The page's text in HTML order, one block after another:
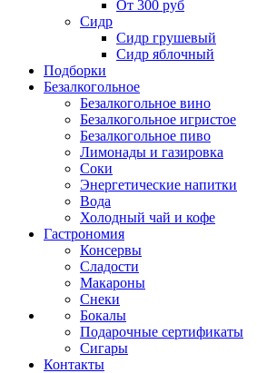
От 300 руб
Сидр
Сидр грушевый
Сидр яблочный
Подборки
Безалкогольное
Безалкогольное вино
Безалкогольное игристое
Безалкогольное пиво
Лимонады и газировка
Соки
Энергетические напитки
Вода
Холодный чай и кофе
Гастрономия
Консервы
Сладости
Макароны
Снеки
Бокалы
Подарочные сертификаты
Сигары
Контакты